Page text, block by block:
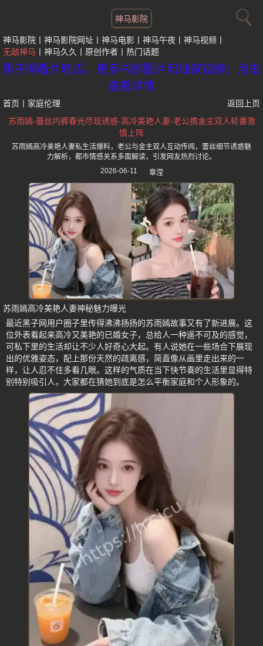
神马影院
神马影院 神马影院网址 神马电影 神马午夜
神马视频
无敌神马
神马久久 原创作者 热门话题
黑子网看片吃瓜，更多内部图片和独家视频：点击
查看详情
首页 家庭伦理
返回上页
苏雨嫣-蕾丝内裤春光尽现诱惑-高冷美艳人妻-老公携金主双人轮番激
情上阵
苏雨嫣高冷美艳人妻私生活爆料，老公与金主双人互动传闻，蕾丝细节诱惑魅
力解析，都市情感关系多面解读，引发网友热烈讨论。
2026-06-11
章滢
苏雨嫣高冷美艳人妻神秘魅力曝光
最近黑子网用户圈子里传得沸沸扬扬的苏雨嫣故事又有了新进展。这
位外表看起来高冷又美艳的已婚女子，总给人一种遥不可及的感觉，
可私下里的生活却让不少人好奇心大起。有人说她在一些场合下展现
出的优雅姿态，配上那份天然的疏离感，简直像从画里走出来的一
样，让人忍不住多看几眼。这样的气质在当下快节奏的生活里显得特
别特别吸引人，大家都在猜她到底是怎么平衡家庭和个人形象的。